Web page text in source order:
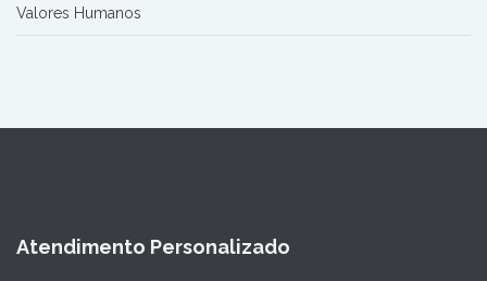
Valores Humanos
Atendimento Personalizado